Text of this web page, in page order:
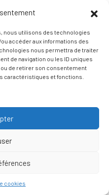
nous utilisons des technologies
accéder aux informations des
nous permettra de traiter
de navigation ou les ID uniques
de retirer son consentement
caractéristiques et fonctions.
cookies